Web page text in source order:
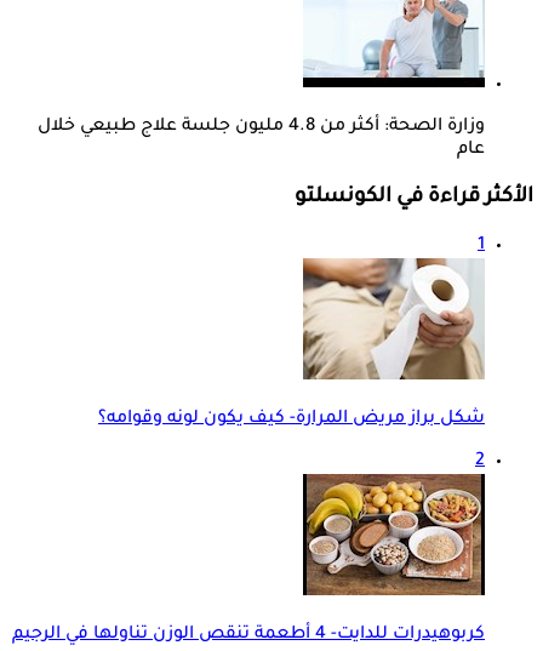
وزارة الصحة: أكثر من 4.8 مليون جلسة علاج طبيعي خلال
عام
الأكثر قراءة في الكونسلتو
1
شكل براز مريض المرارة- كيف يكون لونه وقوامه؟
2
كربوهيدرات للدايت- 4 أطعمة تنقص الوزن تناولها في الرجيم